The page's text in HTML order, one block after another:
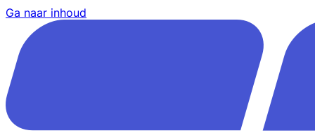
Ga naar inhoud